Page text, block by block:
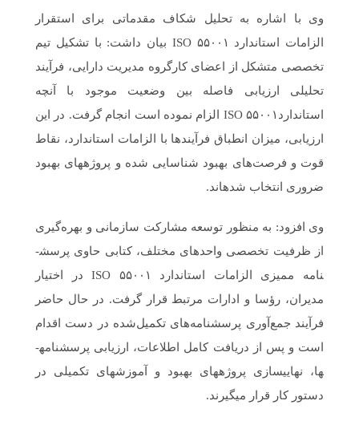
وی با اشاره به تحلیل شکاف مقدماتی برای استقرار
الزامات استاندارد ISO ۵۵۰۰۱ بیان داشت: با تشکیل تیم
تخصصی متشکل از اعضای کارگروه مدیریت دارایی، فرآیند
تحلیلی ارزیابی فاصله بین وضعیت موجود با آنچه
استانداردISO ۵۵۰۰۱ الزام نموده است انجام گرفت. در این
ارزیابی، میزان انطباق فرآیندها با الزامات استاندارد، نقاط
قوت و فرصت‌های بهبود شناسایی شده و پروژه­های بهبود
ضروری انتخاب شده­اند.
وی افزود: به‌ منظور توسعه مشارکت سازمانی و بهره‌گیری
از ظرفیت تخصصی واحدهای مختلف، کتابی حاوی پرسش­
نامه ممیزی الزامات استاندارد ISO ۵۵۰۰۱ در اختیار
مدیران، رؤسا و ادارات مرتبط قرار گرفت. در حال حاضر
فرآیند جمع‌آوری پرسشنامه‌های تکمیل‌شده در دست اقدام
است و پس از دریافت کامل اطلاعات، ارزیابی پرسش­نامه­
ها، نهایی­سازی پروژه­های بهبود و آموزش­های تکمیلی در
دستور کار قرار می­گیرند.